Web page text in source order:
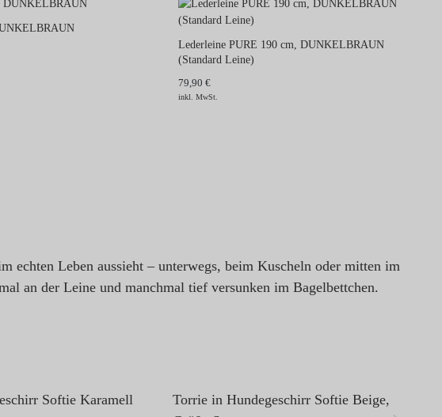
Lederleine PURE 190 cm, DUNKELBRAUN
(Standard Leine)
79,90 €
inkl. MwSt.
echten Leben aussieht – unterwegs, beim Kuscheln oder mitten im
an der Leine und manchmal tief versunken im Bagelbettchen.
Softie Karamell
Torrie in Hundegeschirr Softie Beige,